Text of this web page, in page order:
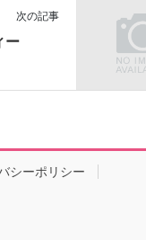
次の記事
ー
シーポリシー